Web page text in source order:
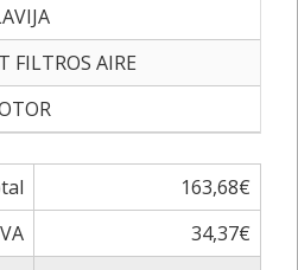
FILTROS AIRE
163,68€
34,37€